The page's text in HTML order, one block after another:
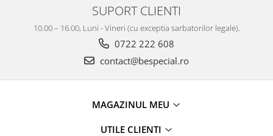
SUPORT CLIENTI
10.00 – 16.00, Luni - Vineri (cu exceptia sarbatorilor legale).
0722 222 608
contact@bespecial.ro
MAGAZINUL MEU
UTILE CLIENTI